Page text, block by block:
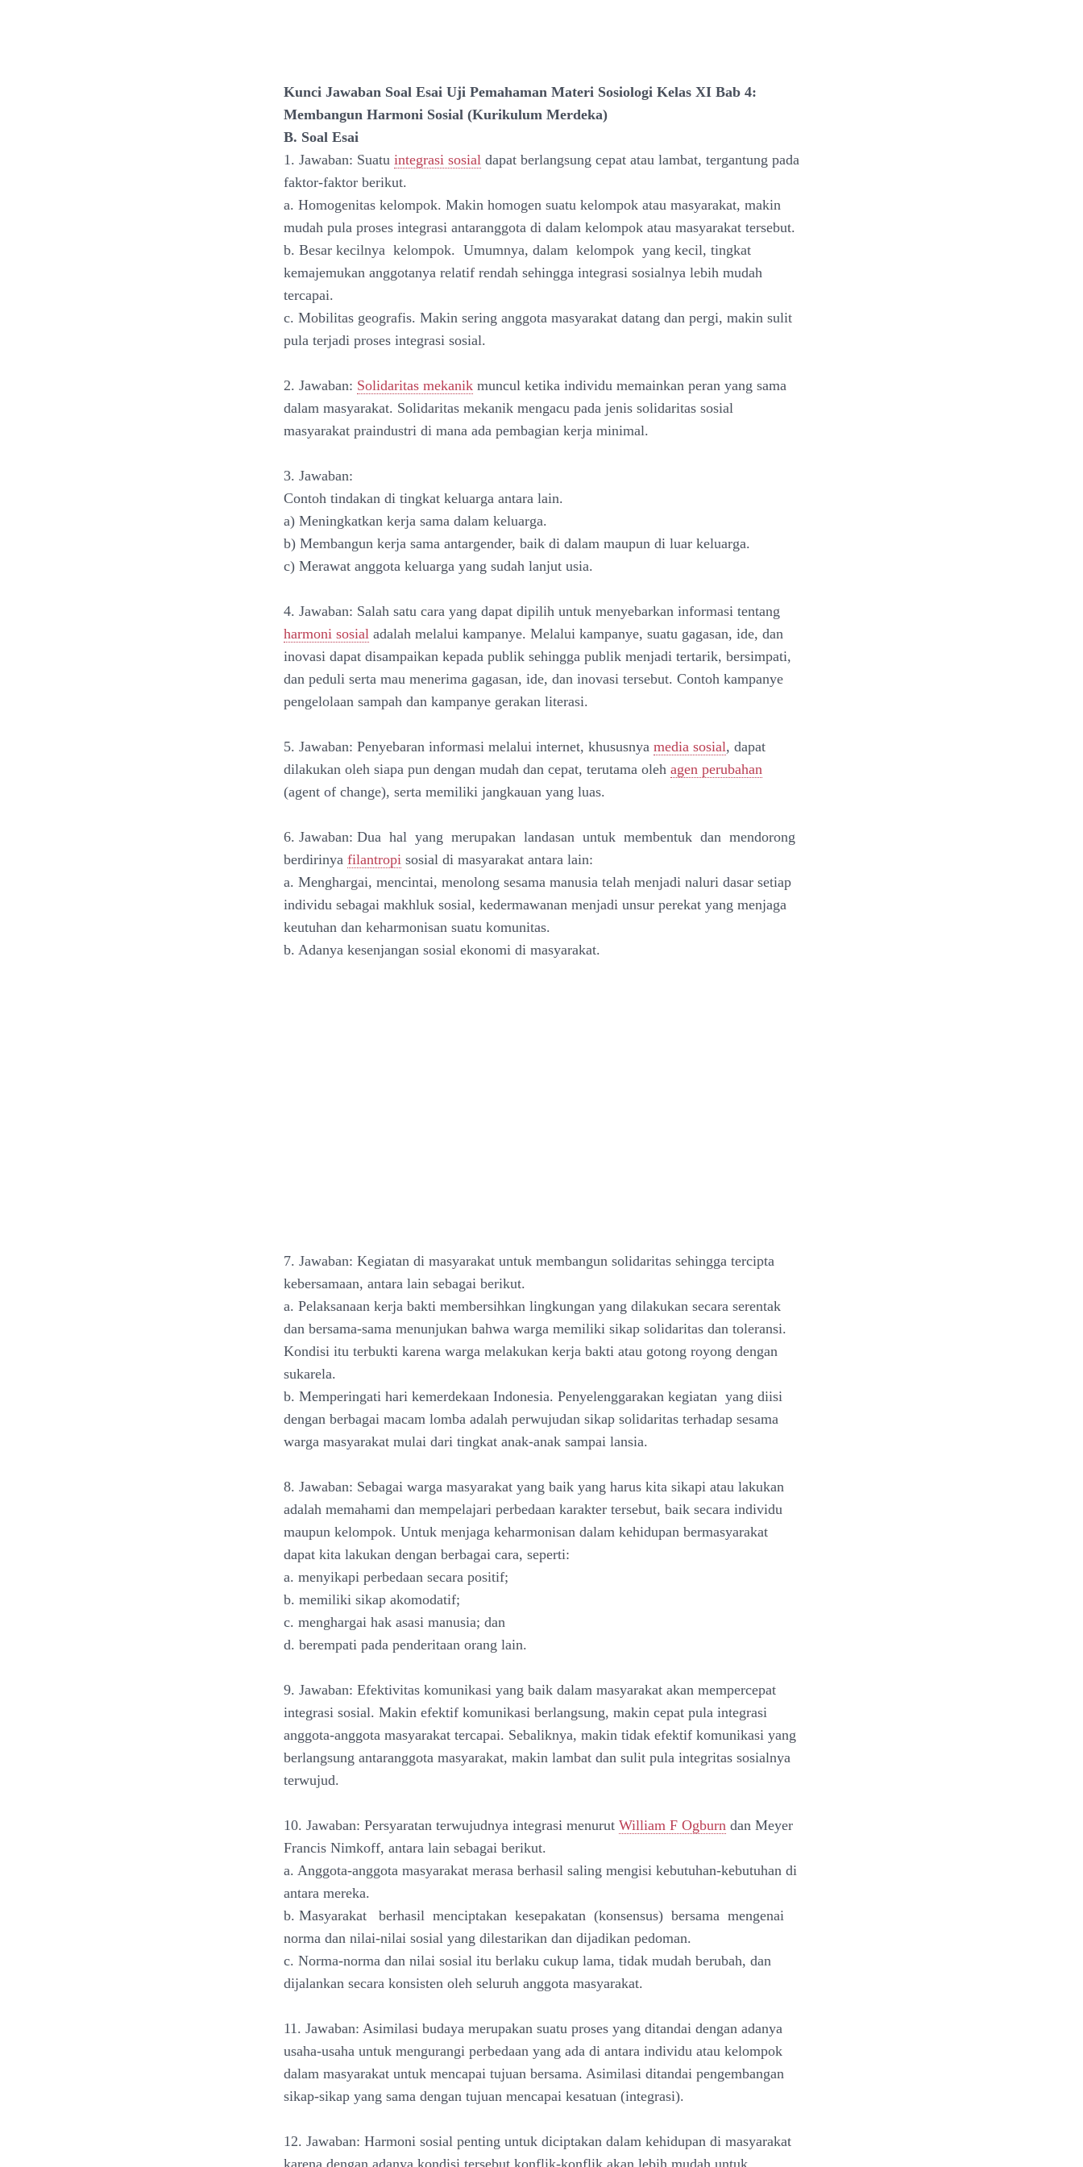
Kunci Jawaban Soal Esai Uji Pemahaman Materi Sosiologi Kelas XI Bab 4:
Membangun Harmoni Sosial (Kurikulum Merdeka)
B. Soal Esai
1. Jawaban: Suatu integrasi sosial dapat berlangsung cepat atau lambat, tergantung pada
faktor-faktor berikut.
a. Homogenitas kelompok. Makin homogen suatu kelompok atau masyarakat, makin
mudah pula proses integrasi antaranggota di dalam kelompok atau masyarakat tersebut.
b. Besar kecilnya kelompok. Umumnya, dalam kelompok yang kecil, tingkat
kemajemukan anggotanya relatif rendah sehingga integrasi sosialnya lebih mudah
tercapai.
c. Mobilitas geografis. Makin sering anggota masyarakat datang dan pergi, makin sulit
pula terjadi proses integrasi sosial.
2. Jawaban: Solidaritas mekanik muncul ketika individu memainkan peran yang sama
dalam masyarakat. Solidaritas mekanik mengacu pada jenis solidaritas sosial
masyarakat praindustri di mana ada pembagian kerja minimal.
3. Jawaban:
Contoh tindakan di tingkat keluarga antara lain.
a) Meningkatkan kerja sama dalam keluarga.
b) Membangun kerja sama antargender, baik di dalam maupun di luar keluarga.
c) Merawat anggota keluarga yang sudah lanjut usia.
4. Jawaban: Salah satu cara yang dapat dipilih untuk menyebarkan informasi tentang
harmoni sosial adalah melalui kampanye. Melalui kampanye, suatu gagasan, ide, dan
inovasi dapat disampaikan kepada publik sehingga publik menjadi tertarik, bersimpati,
dan peduli serta mau menerima gagasan, ide, dan inovasi tersebut. Contoh kampanye
pengelolaan sampah dan kampanye gerakan literasi.
5. Jawaban: Penyebaran informasi melalui internet, khususnya media sosial, dapat
dilakukan oleh siapa pun dengan mudah dan cepat, terutama oleh agen perubahan
(agent of change), serta memiliki jangkauan yang luas.
6. Jawaban: Dua hal yang merupakan landasan untuk membentuk dan mendorong
berdirinya filantropi sosial di masyarakat antara lain:
a. Menghargai, mencintai, menolong sesama manusia telah menjadi naluri dasar setiap
individu sebagai makhluk sosial, kedermawanan menjadi unsur perekat yang menjaga
keutuhan dan keharmonisan suatu komunitas.
b. Adanya kesenjangan sosial ekonomi di masyarakat.
7. Jawaban: Kegiatan di masyarakat untuk membangun solidaritas sehingga tercipta
kebersamaan, antara lain sebagai berikut.
a. Pelaksanaan kerja bakti membersihkan lingkungan yang dilakukan secara serentak
dan bersama-sama menunjukan bahwa warga memiliki sikap solidaritas dan toleransi.
Kondisi itu terbukti karena warga melakukan kerja bakti atau gotong royong dengan
sukarela.
b. Memperingati hari kemerdekaan Indonesia. Penyelenggarakan kegiatan yang diisi
dengan berbagai macam lomba adalah perwujudan sikap solidaritas terhadap sesama
warga masyarakat mulai dari tingkat anak-anak sampai lansia.
8. Jawaban: Sebagai warga masyarakat yang baik yang harus kita sikapi atau lakukan
adalah memahami dan mempelajari perbedaan karakter tersebut, baik secara individu
maupun kelompok. Untuk menjaga keharmonisan dalam kehidupan bermasyarakat
dapat kita lakukan dengan berbagai cara, seperti:
a. menyikapi perbedaan secara positif;
b. memiliki sikap akomodatif;
c. menghargai hak asasi manusia; dan
d. berempati pada penderitaan orang lain.
9. Jawaban: Efektivitas komunikasi yang baik dalam masyarakat akan mempercepat
integrasi sosial. Makin efektif komunikasi berlangsung, makin cepat pula integrasi
anggota-anggota masyarakat tercapai. Sebaliknya, makin tidak efektif komunikasi yang
berlangsung antaranggota masyarakat, makin lambat dan sulit pula integritas sosialnya
terwujud.
10. Jawaban: Persyaratan terwujudnya integrasi menurut William F Ogburn dan Meyer
Francis Nimkoff, antara lain sebagai berikut.
a. Anggota-anggota masyarakat merasa berhasil saling mengisi kebutuhan-kebutuhan di
antara mereka.
b. Masyarakat berhasil menciptakan kesepakatan (konsensus) bersama mengenai
norma dan nilai-nilai sosial yang dilestarikan dan dijadikan pedoman.
c. Norma-norma dan nilai sosial itu berlaku cukup lama, tidak mudah berubah, dan
dijalankan secara konsisten oleh seluruh anggota masyarakat.
11. Jawaban: Asimilasi budaya merupakan suatu proses yang ditandai dengan adanya
usaha-usaha untuk mengurangi perbedaan yang ada di antara individu atau kelompok
dalam masyarakat untuk mencapai tujuan bersama. Asimilasi ditandai pengembangan
sikap-sikap yang sama dengan tujuan mencapai kesatuan (integrasi).
12. Jawaban: Harmoni sosial penting untuk diciptakan dalam kehidupan di masyarakat
karena dengan adanya kondisi tersebut konflik-konflik akan lebih mudah untuk